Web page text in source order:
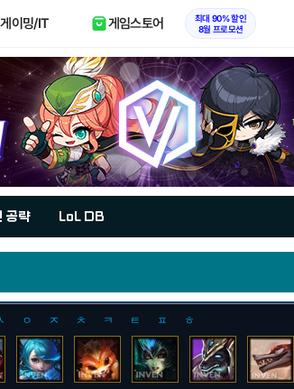
게이밍/IT 게임스토어
최대 90% 할인
8월 프로모션
공략 LoL DB
ㅇ ㅈ ㅊ ㅋ ㅌ ㅍ ㅎ